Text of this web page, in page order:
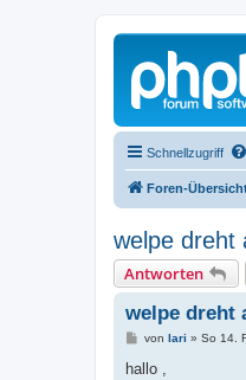
Schnellzugriff
Foren-
welpe dreht
Antworten
welpe dreht
B
i
von lari » So 14.
hallo ,